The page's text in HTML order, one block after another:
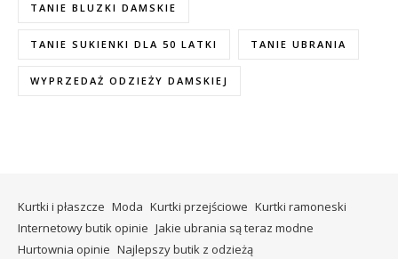
TANIE BLUZKI DAMSKIE
TANIE SUKIENKI DLA 50 LATKI TANIE UBRANIA
WYPRZEDAŻ ODZIEŻY DAMSKIEJ
Kurtki i płaszcze Moda Kurtki przejściowe Kurtki ramoneski
Internetowy butik opinie Jakie ubrania są teraz modne
Hurtownia opinie Najlepszy butik z odzieżą